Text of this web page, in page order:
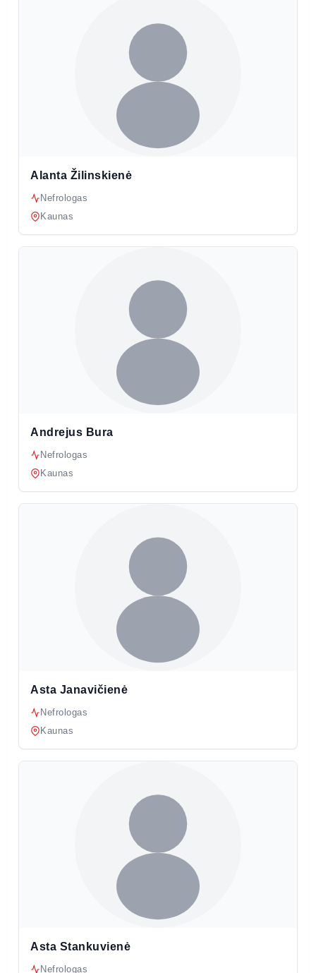
Alanta Žilinskienė
Nefrologas
Kaunas
Andrejus Bura
Nefrologas
Kaunas
Asta Janavičienė
Nefrologas
Kaunas
Asta Stankuvienė
Nefrologas